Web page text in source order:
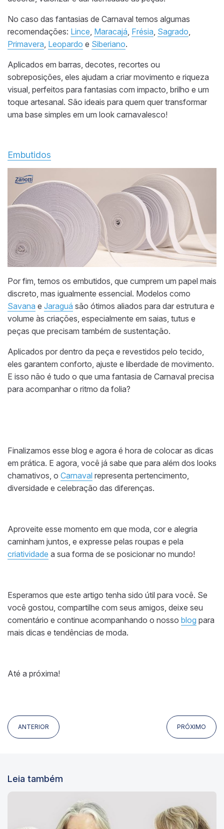
No caso das fantasias de Carnaval temos algumas
recomendações: Lince, Maracajá, Frésia, Sagrado,
Primavera, Leopardo e Siberiano.
Aplicados em barras, decotes, recortes ou
sobreposições, eles ajudam a criar movimento e riqueza
visual, perfeitos para fantasias com impacto, brilho e um
toque artesanal. São ideais para quem quer transformar
uma base simples em um look carnavalesco!
Embutidos
Por fim, temos os embutidos, que cumprem um papel mais
discreto, mas igualmente essencial. Modelos como
Savana e Jaraguá são ótimos aliados para dar estrutura e
volume às criações, especialmente em saias, tutus e
peças que precisam também de sustentação.
Aplicados por dentro da peça e revestidos pelo tecido,
eles garantem conforto, ajuste e liberdade de movimento.
E isso não é tudo o que uma fantasia de Carnaval precisa
para acompanhar o ritmo da folia?
Finalizamos esse blog e agora é hora de colocar as dicas
em prática. E agora, você já sabe que para além dos looks
chamativos, o Carnaval representa pertencimento,
diversidade e celebração das diferenças.
Aproveite esse momento em que moda, cor e alegria
caminham juntos, e expresse pelas roupas e pela
criatividade a sua forma de se posicionar no mundo!
Esperamos que este artigo tenha sido útil para você. Se
você gostou, compartilhe com seus amigos, deixe seu
comentário e continue acompanhando o nosso blog para
mais dicas e tendências de moda.
Até a próxima!
ANTERIOR PRÓXIMO
Leia também